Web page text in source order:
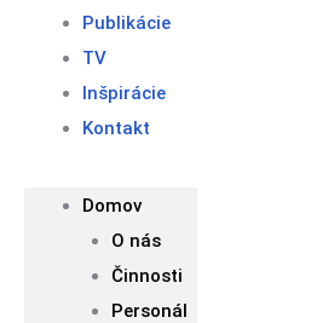
Publikácie
TV
Inšpirácie
Kontakt
Domov
O nás
Činnosti
Personál